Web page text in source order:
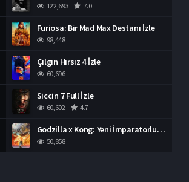
122,693 7.0
Furiosa: Bir Mad Max Destanı İzle
98,448
Çılgın Hırsız 4 İzle
60,696
Siccin 7 Full İzle
60,602 4.7
Godzilla x Kong: Yeni İmparatorluk İzle
50,858